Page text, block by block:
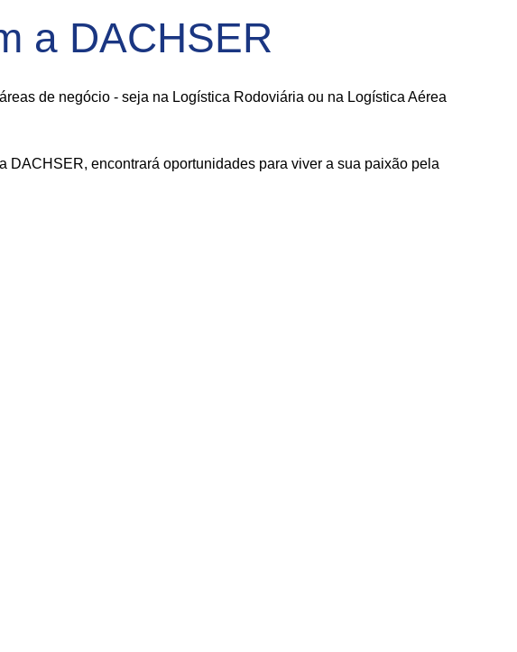
a DACHSER
de negócio - seja na Logística Rodoviária ou na Logística Aérea
DACHSER, encontrará oportunidades para viver a sua paixão pela